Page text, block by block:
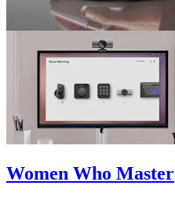
Women Who Master